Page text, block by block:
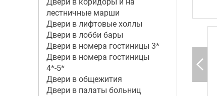
лестничные марши
Двери в лифтовые холлы
Двери в лобби бары
Двери в номера гостиницы 3*
Двери в номера гостиницы
4*-5*
Двери в общежития
Двери в палаты больниц